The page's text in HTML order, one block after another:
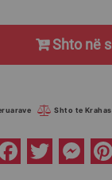
Shto në
Shto te
Facebook
Twitter